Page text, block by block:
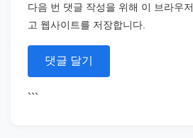
다음 번 댓글 작성을 위해 이 브라우
고 웹사이트를 저장합니다.
```